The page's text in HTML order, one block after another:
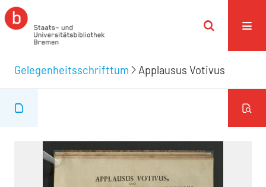
Gelegenheitsschrifttum Applausus Votivus